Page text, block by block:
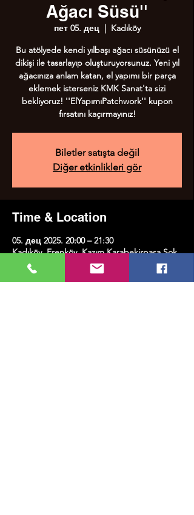
Ağacı Süsü''
пет 05. дец
  |
Kadıköy
Bu atölyede kendi yılbaşı ağacı süsünüzü el
dikişi ile tasarlayıp oluşturuyorsunuz. Yeni yıl
ağacınıza anlam katan, el yapımı bir parça
eklemek isterseniz KMK Sanat'ta sizi
bekliyoruz! ''ElYapımıPatchwork'' kupon
fırsatını kaçırmayınız!
Biletler satışta değil
Diğer etkinlikleri gör
Time & Location
05. дец 2025. 20:00 – 21:30
Kadıköy, Erenköy, Kazım Karabekirpaşa Sok.
No:8, 34738 Kadıköy/İstanbul, Türkiye